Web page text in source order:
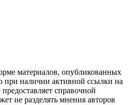
материалов, опубликованных
при наличии активной ссылки на
справочной
не разделять мнения авторов